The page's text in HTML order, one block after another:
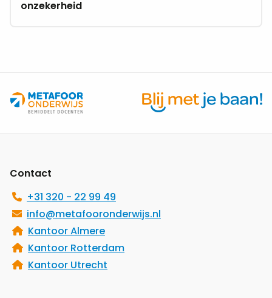
onzekerheid
Contact
+31 320 - 22 99 49
info@metafooronderwijs.nl
Kantoor Almere
Kantoor Rotterdam
Kantoor Utrecht